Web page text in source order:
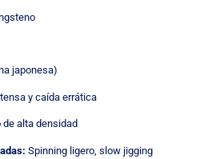
japonesa)
y caída errática
de alta densidad
Spinning ligero, slow jigging